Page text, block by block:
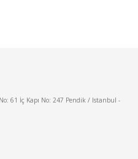
61 İç Kapı No: 247 Pendik / Istanbul -